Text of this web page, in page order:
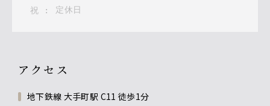
祝 : 定休日
アクセス
地下鉄線 大手町駅 C11 徒歩1分